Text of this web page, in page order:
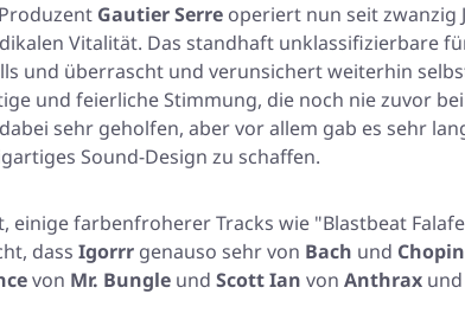
Gautier Serre operiert nun seit zwanzig
Vitalität. Das standhaft unklassifizierbare
und überrascht und verunsichert weiterhin
und feierliche Stimmung, die noch nie zuvor bei
sehr geholfen, aber vor allem gab es sehr
Sound-Design zu schaffen.
einige farbenfroherer Tracks wie "Blastbeat
dass Igorrr genauso sehr von Bach und Chopin
von Mr. Bungle und Scott Ian von Anthrax und